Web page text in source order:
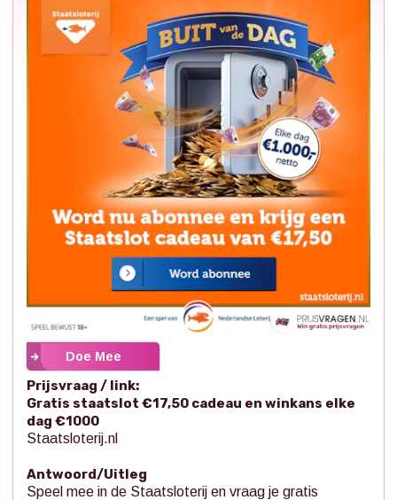
Doe Mee
Prijsvraag / link:
Gratis staatslot €17,50 cadeau en winkans elke
dag €1000
Staatsloterij.nl
Antwoord/Uitleg
Speel mee in de Staatsloterij en vraag je gratis